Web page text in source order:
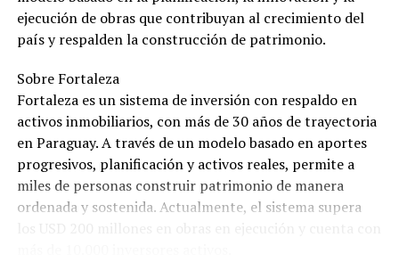
ejecución de obras que contribuyan al crecimiento del
país y respalden la construcción de patrimonio.
Sobre Fortaleza
Fortaleza es un sistema de inversión con respaldo en
activos inmobiliarios, con más de 30 años de trayectoria
en Paraguay. A través de un modelo basado en aportes
progresivos, planificación y activos reales, permite a
miles de personas construir patrimonio de manera
ordenada y sostenida. Actualmente, el sistema supera